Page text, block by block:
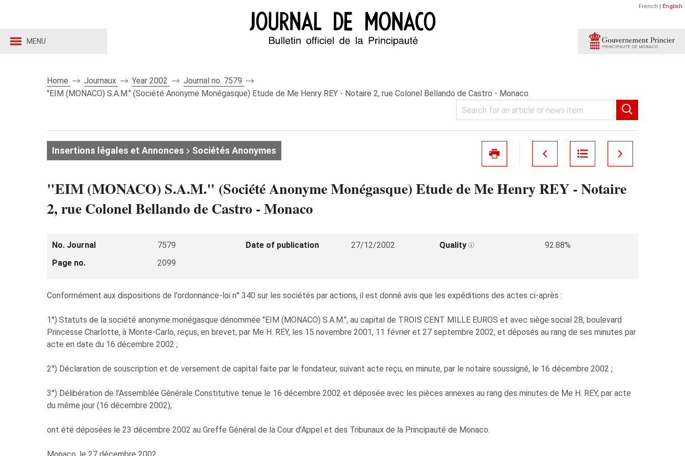
MENU
French | English
Home Journaux Year 2002
Journal no. 7579
"EIM (MONACO) S.A.M." (Société Anonyme Monégasque) Etude de Me Henry REY - Notaire 2, rue Colonel Bellando de Castro - Monaco
Insertions légales et Annonces Sociétés Anonymes
"EIM (MONACO) S.A.M." (Société Anonyme Monégasque) Etude de Me Henry REY - Notaire
2, rue Colonel Bellando de Castro - Monaco
No. Journal 7579 Date of publication 27/12/2002 Quality
92.88%
Page no.
2099
Conformément aux dispositions de l'ordonnance-loi n° 340 sur les sociétés par actions, il est donné avis que les expéditions des actes ci-après :
1°) Statuts de la société anonyme monégasque dénommée "EIM (MONACO) S.A.M.", au capital de TROIS CENT MILLE EUROS et avec siège social 28, boulevard
Princesse Charlotte, à Monte-Carlo, reçus, en brevet, par Me H. REY, les 15 novembre 2001, 11 février et 27 septembre 2002, et déposés au rang de ses minutes par
acte en date du 16 décembre 2002 ;
2°) Déclaration de souscription et de versement de capital faite par le fondateur, suivant acte reçu, en minute, par le notaire soussigné, le 16 décembre 2002 ;
3°) Délibération de l'Assemblée Générale Constitutive tenue le 16 décembre 2002 et déposée avec les pièces annexes au rang des minutes de Me H. REY, par acte
du même jour (16 décembre 2002),
ont été déposées le 23 décembre 2002 au Greffe Général de la Cour d'Appel et des Tribunaux de la Principauté de Monaco.